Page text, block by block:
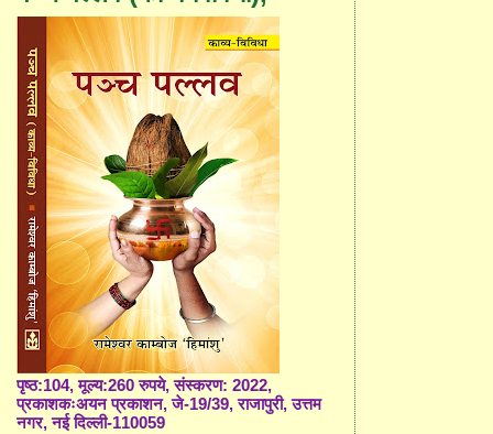
पृष्ठ:104, मूल्य:260 रुपये, संस्करण: 2022,
प्रकाशकःअयन प्रकाशन, जे-19/39, राजापुरी, उत्तम
नगर, नई दिल्ली-110059